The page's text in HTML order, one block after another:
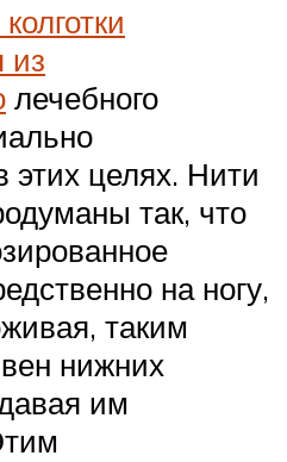
из
лечебного
этих целях. Нити
так, что
на ногу,
таким
нижних
им